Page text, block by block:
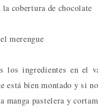
cobertura de chocolate
merengue
los ingredientes en el
está bien montado y si
manga pastelera y